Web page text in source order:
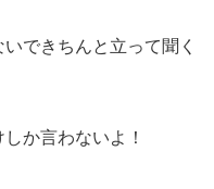
できちんと立って聞く
か言わないよ！